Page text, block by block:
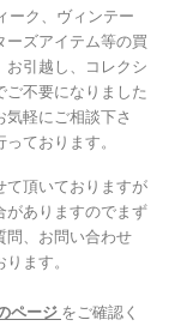
ーク、ヴィンテー
ーズアイテム等の買
お引越し、コレクシ
ご不要になりました
軽にご相談下さ
ております。
て頂いておりますが
がありますのでまず
問、お問い合わせ
ます。
ページ をご確認く